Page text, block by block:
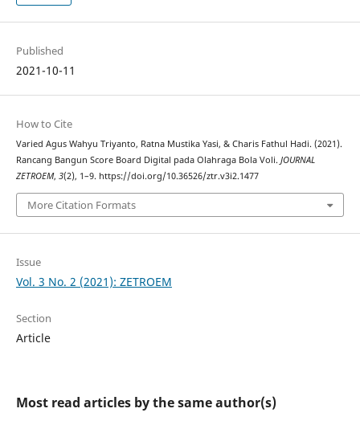
Published
2021-10-11
How to Cite
Varied Agus Wahyu Triyanto, Ratna Mustika Yasi, & Charis Fathul Hadi. (2021).
Rancang Bangun Score Board Digital pada Olahraga Bola Voli. JOURNAL
ZETROEM, 3(2), 1–9. https://doi.org/10.36526/ztr.v3i2.1477
More Citation Formats
Issue
Vol. 3 No. 2 (2021): ZETROEM
Section
Article
Most read articles by the same author(s)